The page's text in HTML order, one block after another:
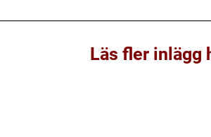
Läs fler inlägg